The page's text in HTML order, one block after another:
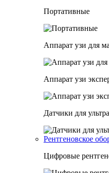
Портативные
Аппарат узи для
Аппарат узи
Датчики для
Рентгеновское
Цифровые